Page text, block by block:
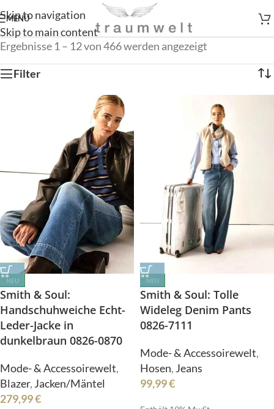
Skip to navigation
Skip to main content
MENÜ
Ergebnisse 1 – 12 von 466 werden angezeigt
Filter
NEU
Smith & Soul:
Handschuhweiche Echt-
Leder-Jacke in
dunkelbraun 0826-0870
Mode- & Accessoirewelt,
Blazer, Jacken/Mäntel
279,99€
NEU
Smith & Soul: Tolle
Wideleg Denim Pants
0826-7111
Mode- & Accessoirewelt,
Hosen, Jeans
99,99€